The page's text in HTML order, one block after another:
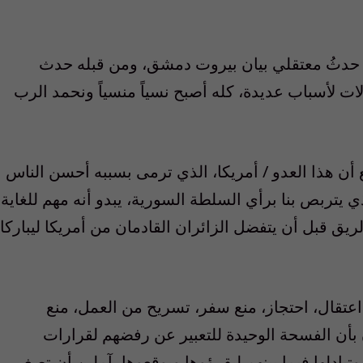
حدثُ معتقلي بيان بيروت دمشق، ومن قبله حدث
لأسباب عديدة، كله أصبح نسياً منسياً ونحمد الرب
أن هذا العدو / أمريكا، الذي ترمى بسببه أحسن الناس
يتربص بنا برأي السلطة السورية، يبدو أنه مهم للغاية
قبل أن يتفضل الزائران القادمان من أمريكا ليباركا
احتجاز، منع سفر، تسريح من العمل، منع
الفسحة الوحيدة للتعبير عن رفضهم لقرارات